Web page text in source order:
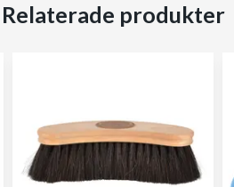
Relaterade produkter